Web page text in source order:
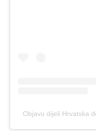
Objavu dijeli Hrvatska